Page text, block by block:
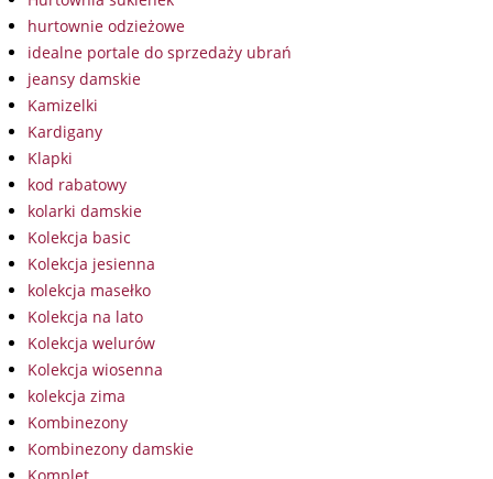
hurtownie odzieżowe
idealne portale do sprzedaży ubrań
jeansy damskie
Kamizelki
Kardigany
Klapki
kod rabatowy
kolarki damskie
Kolekcja basic
Kolekcja jesienna
kolekcja masełko
Kolekcja na lato
Kolekcja welurów
Kolekcja wiosenna
kolekcja zima
Kombinezony
Kombinezony damskie